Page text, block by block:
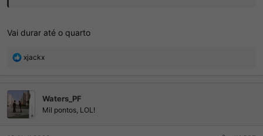
Vai durar até o quarto
R
ç
õ
e
s
xjackx
Waters_PF
Mil pontos, LOL!